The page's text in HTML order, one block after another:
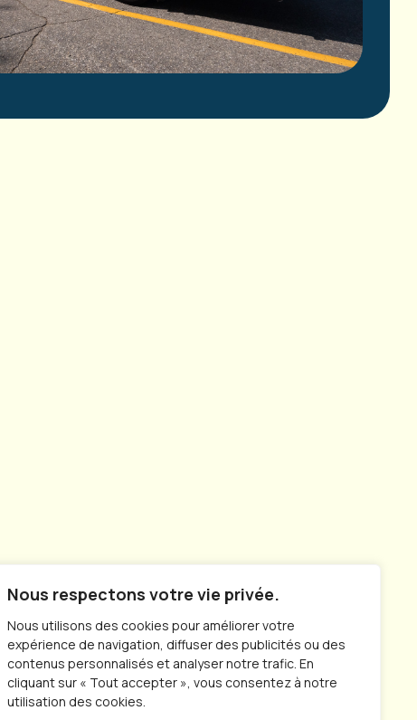
Nous respectons votre vie privée.
Nous utilisons des cookies pour améliorer votre
expérience de navigation, diffuser des publicités ou des
contenus personnalisés et analyser notre trafic. En
cliquant sur « Tout accepter », vous consentez à notre
utilisation des cookies.